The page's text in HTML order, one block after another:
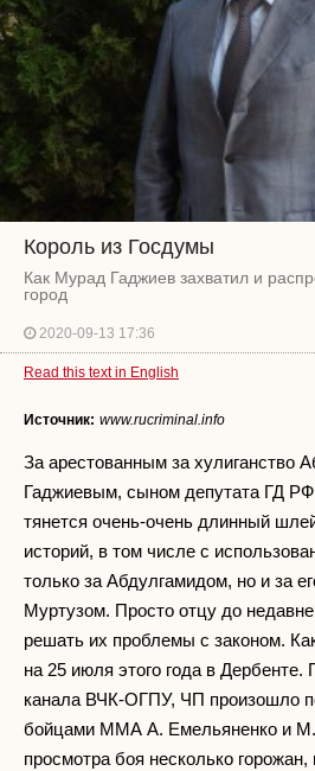
Король из Госдумы
Как Мурад Гаджиев захватил и
город
2020-09-13 17:36
Read this text in English
Источник: www.rucriminal.info
За арестованным за хулиганство
Гаджиевым, сыном депутата ГД
тянется очень-очень длинный
историй, в том числе с
только за Абдулгамидом, но и за
Муртузом. Просто отцу до
решать их проблемы с законом.
на 25 июля этого года в
канала ВЧК-ОГПУ, ЧП произошло
бойцами ММА А. Емельяненко и
просмотра боя несколько